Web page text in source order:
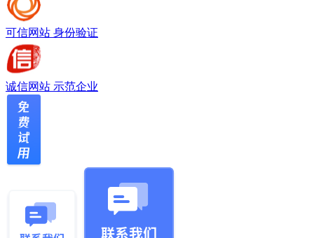
可信网站 身份验证
诚信网站 示范企业